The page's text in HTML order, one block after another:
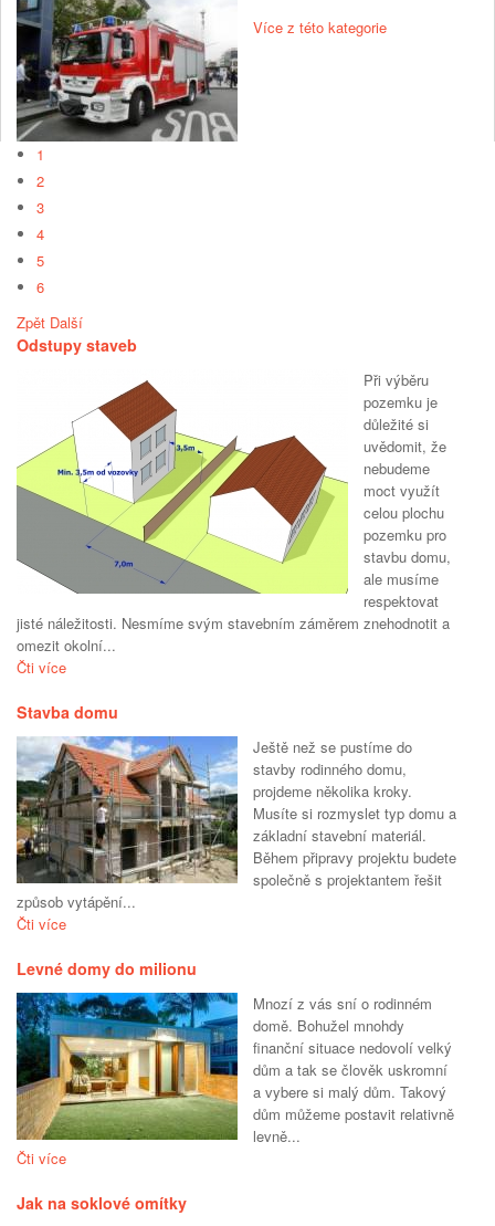
Více z této kategorie
1
2
3
4
5
6
Zpět Další
Odstupy staveb
Při výběru
pozemku je
důležité si
uvědomit, že
nebudeme
moct využít
celou plochu
pozemku pro
stavbu domu,
ale musíme
respektovat
jisté náležitosti. Nesmíme svým stavebním záměrem znehodnotit a
omezit okolní...
Čti více
Stavba domu
Ještě než se pustíme do
stavby rodinného domu,
projdeme několika kroky.
Musíte si rozmyslet typ domu a
základní stavební materiál.
Během připravy projektu budete
společně s projektantem řešit
způsob vytápění...
Čti více
Levné domy do milionu
Mnozí z vás sní o rodinném
domě. Bohužel mnohdy
finanční situace nedovolí velký
dům a tak se člověk uskromní
a vybere si malý dům. Takový
dům můžeme postavit relativně
levně...
Čti více
Jak na soklové omítky